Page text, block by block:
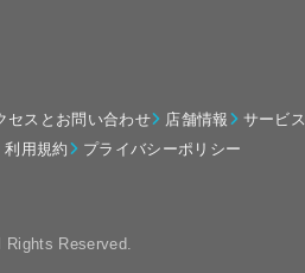
セスとお問い合わせ 店舗情報 サービス
利用規約 プライバシーポリシー
Rights Reserved.